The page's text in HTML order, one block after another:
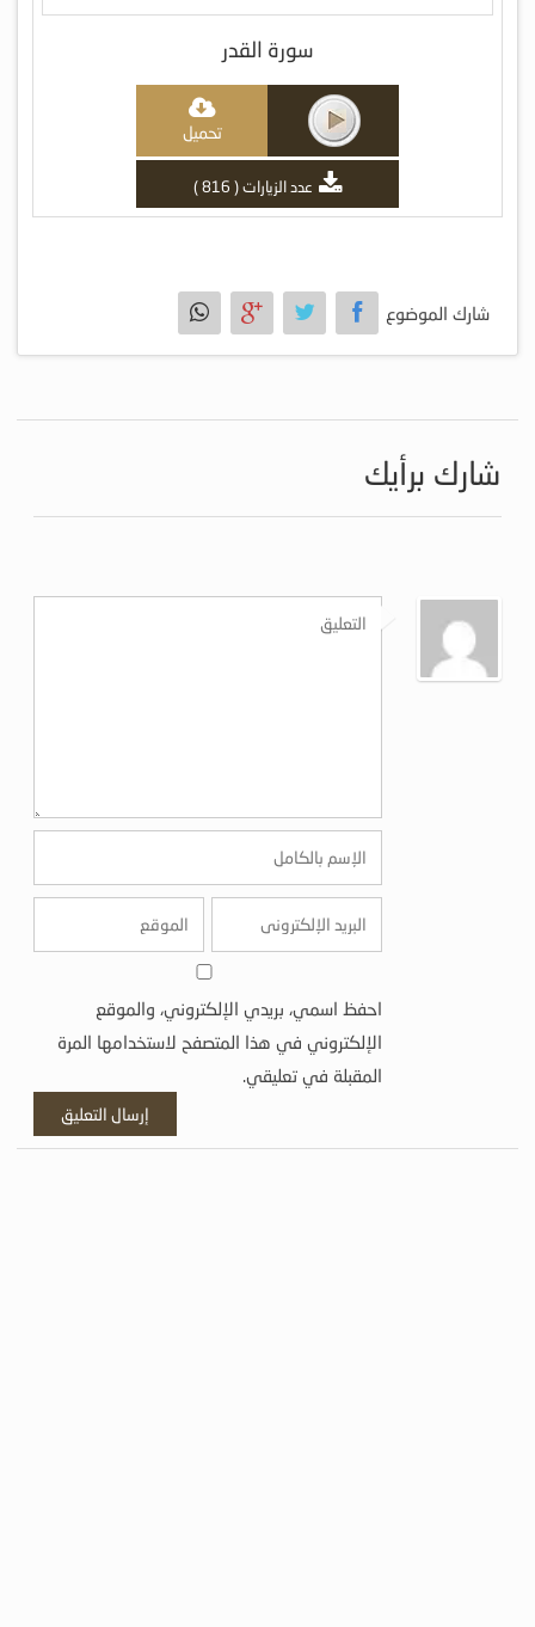
سورة القدر
تحميل
عدد الزيارات ( 816 )
شارك الموضوع
شارك برأيك
احفظ اسمي، بريدي الإلكتروني، والموقع
الإلكتروني في هذا المتصفح لاستخدامها المرة
المقبلة في تعليقي.